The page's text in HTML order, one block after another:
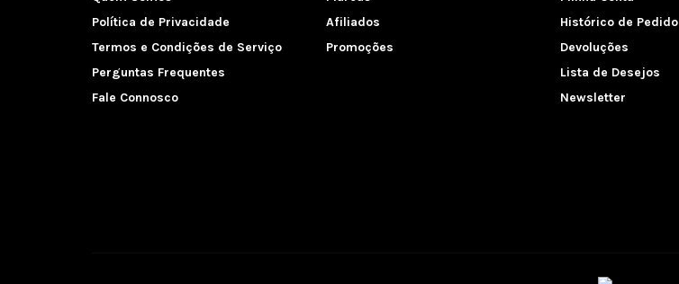
Política de Privacidade
Termos e Condições de Serviço
Perguntas Frequentes
Fale Connosco
Afiliados
Promoções
Histórico de Pedido
Devoluções
Lista de Desejos
Newsletter